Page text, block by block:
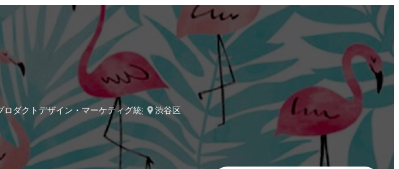
ダクトデザイン・マーケティグ統括室マーケティング室SaaSマーケティングユニットSaaSマーケテ
渋谷区